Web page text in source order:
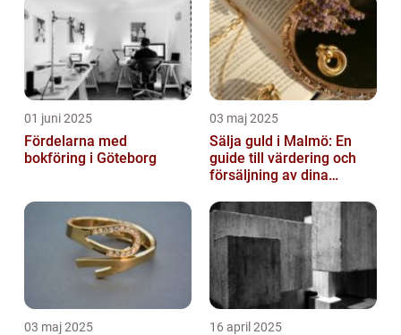
01 juni 2025
Fördelarna med
bokföring i Göteborg
03 maj 2025
Sälja guld i Malmö: En
guide till värdering och
försäljning av dina
03 maj 2025 16 april 2025